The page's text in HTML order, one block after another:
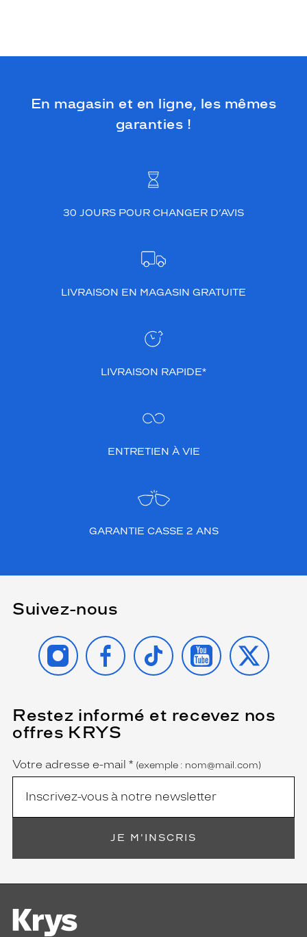
En magasin et en ligne, les mêmes
garanties !
30 JOURS POUR CHANGER D’AVIS
LIVRAISON EN MAGASIN GRATUITE
LIVRAISON RAPIDE*
ENTRETIEN À VIE
GARANTIE CASSE 2 ANS
Suivez-nous
INSTAGRAMFACEBOOK
TIKTOK YOUTUBE
X
Restez informé et recevez nos
offres KRYS
Name
Votre adresse e-mail *
(Ce
champ
est
obligatoire)
(exemple : nom@mail.com)
JE M'INSCRIS